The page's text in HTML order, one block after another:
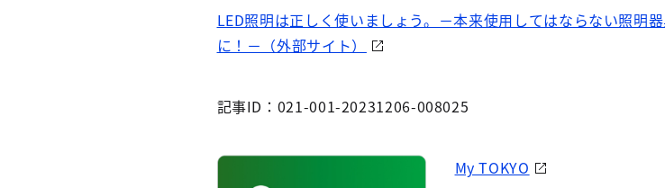
LED照明は正しく使いましょう。－本来使用してはならない照明
に！－（外部サイト）
記事ID：021-001-20231206-008025
My TOKYO